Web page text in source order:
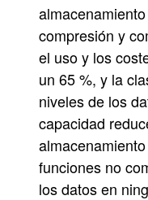
compresión y
el uso y los
un 65 %, y la
niveles de los
capacidad
funciones no
los datos en